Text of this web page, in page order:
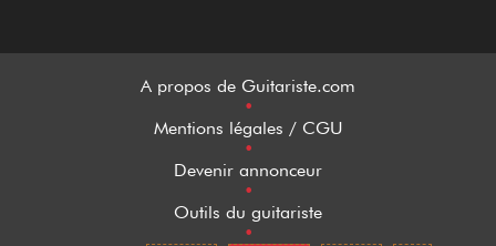
A propos de Guitariste.com
•
Mentions légales / CGU
•
Devenir annonceur
•
Outils du guitariste
•